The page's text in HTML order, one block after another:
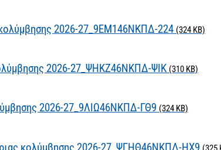
2026-27_9ΕΜ146ΝΚΠΔ-224 (324 KB)
2026-27_ΨΗΚΖ46ΝΚΠΔ-ΨΙΚ (310 KB)
2026-27_9ΛΙΩ46ΝΚΠΔ-ΓΘ9 (324 KB)
κολύμβησης 2026-27_ΨΓΗΘ46ΝΚΠΔ-ΗΧ9